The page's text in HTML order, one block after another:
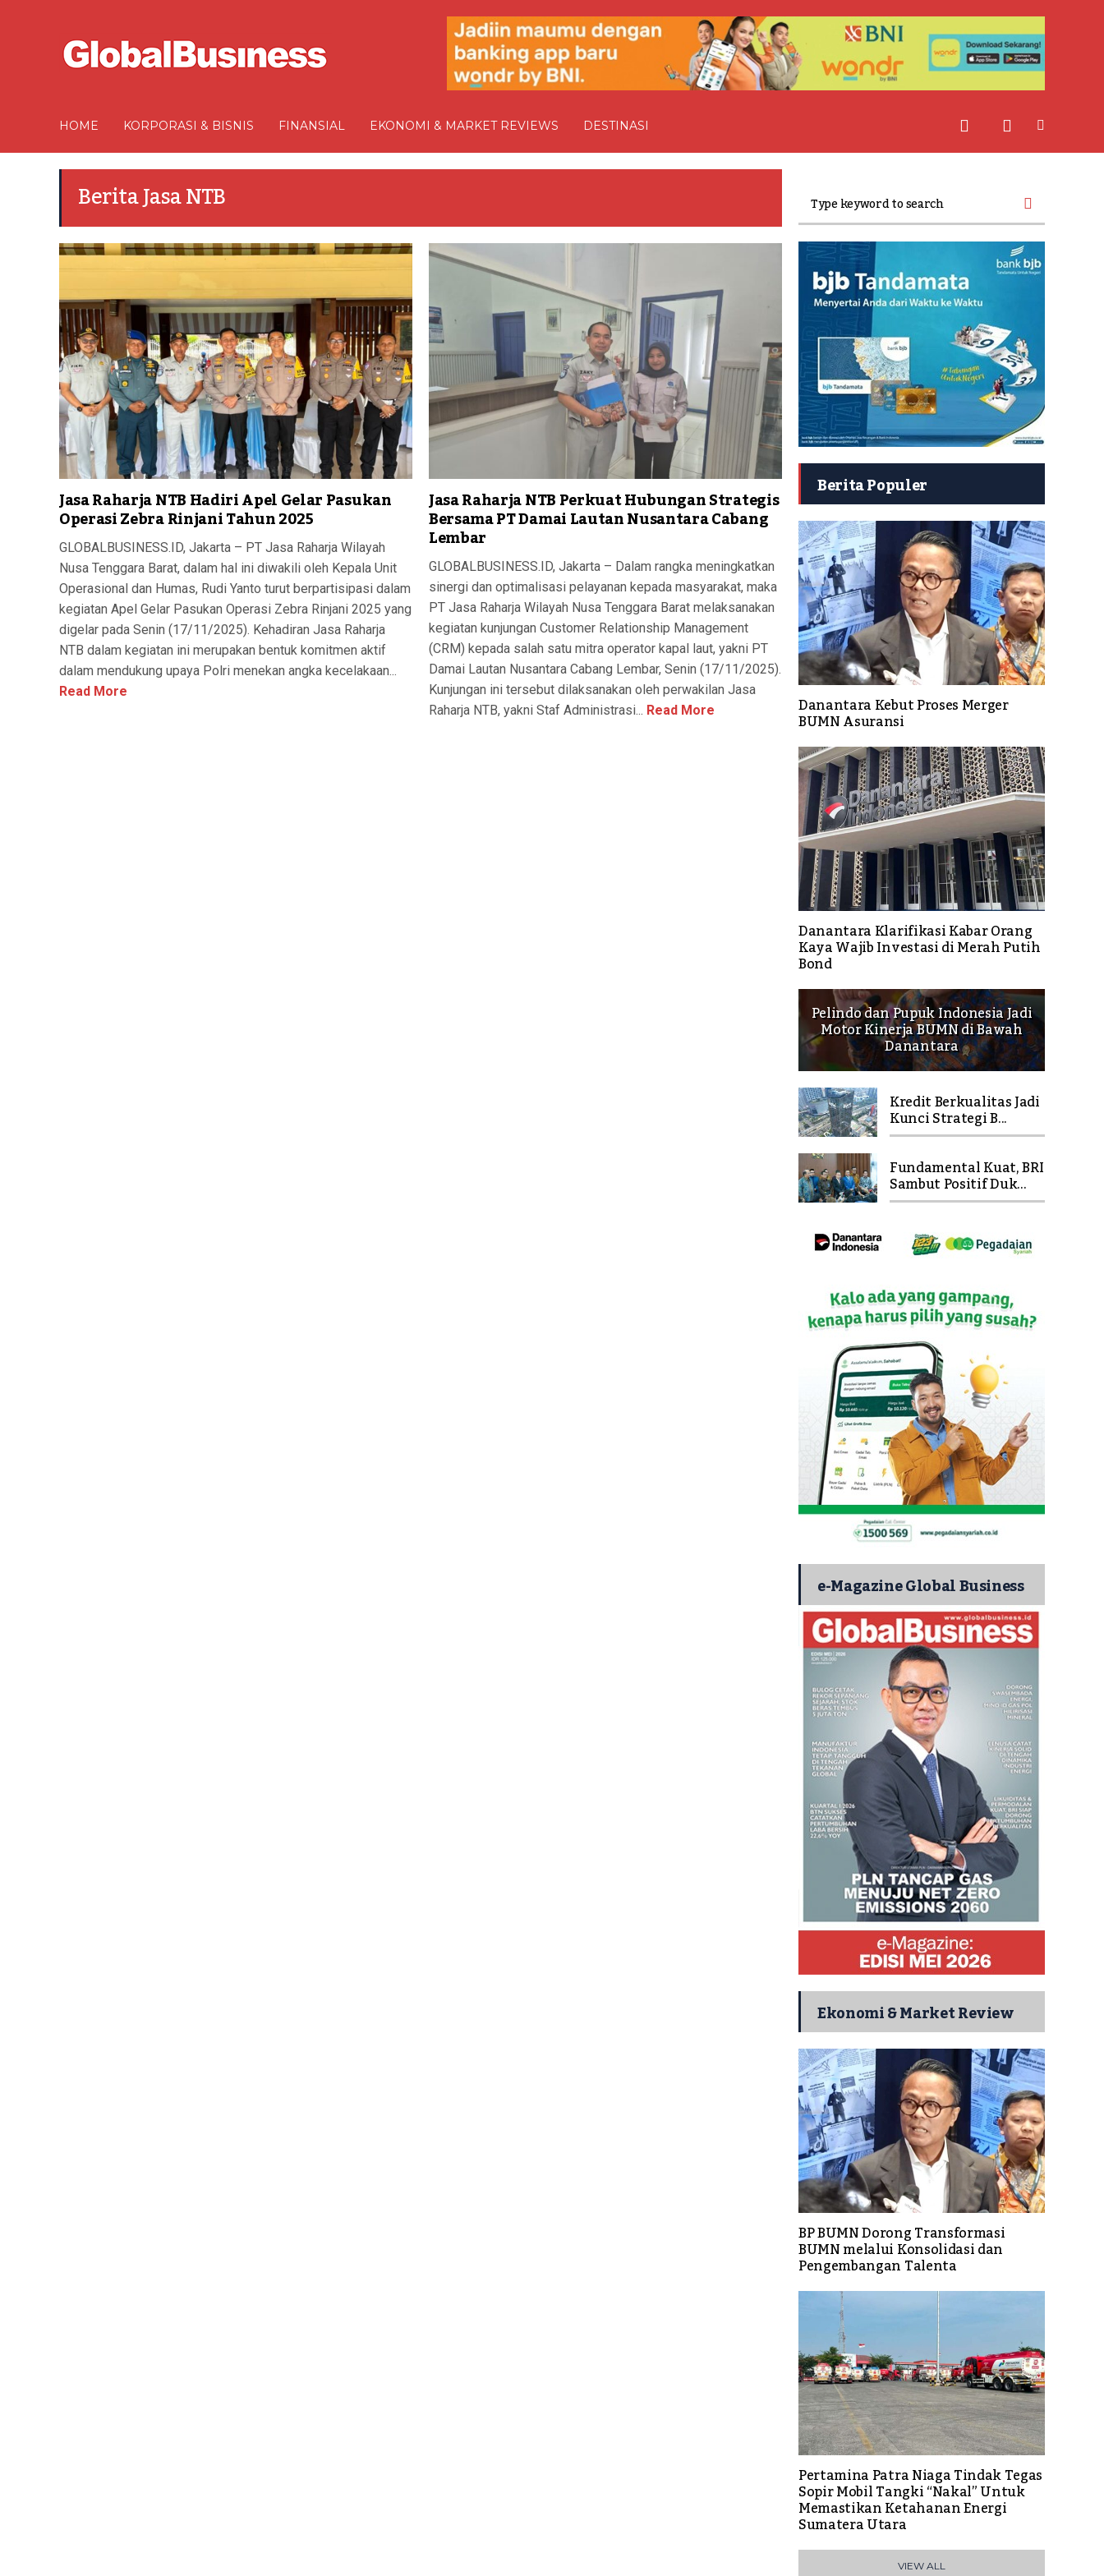
HOME KORPORASI & BISNIS FINANSIAL EKONOMI & MARKET REVIEWS DESTINASI
Berita Jasa NTB
Jasa Raharja NTB Hadiri Apel Gelar Pasukan
Operasi Zebra Rinjani Tahun 2025
GLOBALBUSINESS.ID, Jakarta – PT Jasa Raharja Wilayah
Nusa Tenggara Barat, dalam hal ini diwakili oleh Kepala Unit
Operasional dan Humas, Rudi Yanto turut berpartisipasi dalam
kegiatan Apel Gelar Pasukan Operasi Zebra Rinjani 2025 yang
digelar pada Senin (17/11/2025). Kehadiran Jasa Raharja
NTB dalam kegiatan ini merupakan bentuk komitmen aktif
dalam mendukung upaya Polri menekan angka kecelakaan...
Read More
Jasa Raharja NTB Perkuat Hubungan Strategis
Bersama PT Damai Lautan Nusantara Cabang
Lembar
GLOBALBUSINESS.ID, Jakarta – Dalam rangka meningkatkan
sinergi dan optimalisasi pelayanan kepada masyarakat, maka
PT Jasa Raharja Wilayah Nusa Tenggara Barat melaksanakan
kegiatan kunjungan Customer Relationship Management
(CRM) kepada salah satu mitra operator kapal laut, yakni PT
Damai Lautan Nusantara Cabang Lembar, Senin (17/11/2025).
Kunjungan ini tersebut dilaksanakan oleh perwakilan Jasa
Raharja NTB, yakni Staf Administrasi... Read More
Berita Populer
Danantara Kebut Proses Merger
BUMN Asuransi
Danantara Klarifikasi Kabar Orang
Kaya Wajib Investasi di Merah Putih
Bond
Pelindo dan Pupuk Indonesia Jadi
Motor Kinerja BUMN di Bawah
Danantara
Kredit Berkualitas Jadi
Kunci Strategi B...
Fundamental Kuat, BRI
Sambut Positif Duk...
e-Magazine Global Business
Ekonomi & Market Review
BP BUMN Dorong Transformasi
BUMN melalui Konsolidasi dan
Pengembangan Talenta
Pertamina Patra Niaga Tindak Tegas
Sopir Mobil Tangki “Nakal” Untuk
Memastikan Ketahanan Energi
Sumatera Utara
VIEW ALL